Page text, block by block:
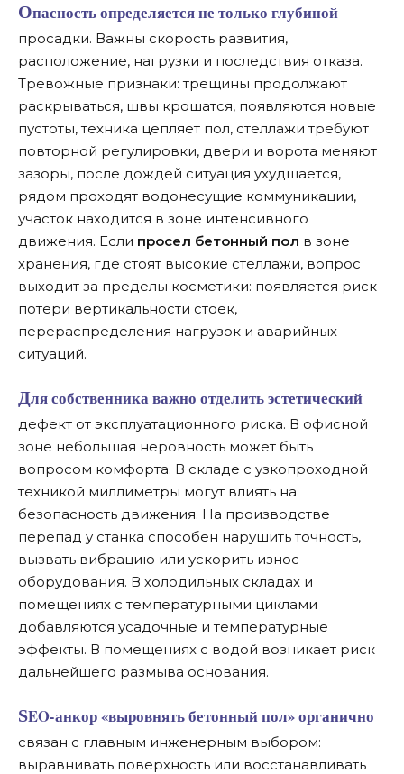
Опасность определяется не только глубиной
просадки. Важны скорость развития,
расположение, нагрузки и последствия отказа.
Тревожные признаки: трещины продолжают
раскрываться, швы крошатся, появляются новые
пустоты, техника цепляет пол, стеллажи требуют
повторной регулировки, двери и ворота меняют
зазоры, после дождей ситуация ухудшается,
рядом проходят водонесущие коммуникации,
участок находится в зоне интенсивного
движения. Если просел бетонный пол в зоне
хранения, где стоят высокие стеллажи, вопрос
выходит за пределы косметики: появляется риск
потери вертикальности стоек,
перераспределения нагрузок и аварийных
ситуаций.
Для собственника важно отделить эстетический
дефект от эксплуатационного риска. В офисной
зоне небольшая неровность может быть
вопросом комфорта. В складе с узкопроходной
техникой миллиметры могут влиять на
безопасность движения. На производстве
перепад у станка способен нарушить точность,
вызвать вибрацию или ускорить износ
оборудования. В холодильных складах и
помещениях с температурными циклами
добавляются усадочные и температурные
эффекты. В помещениях с водой возникает риск
дальнейшего размыва основания.
SEO-анкор«выровнять бетонный пол»органично
связан с главным инженерным выбором:
выравнивать поверхность или восстанавливать